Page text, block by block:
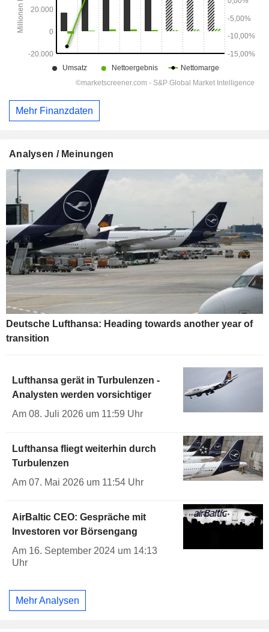
Mehr Finanzdaten
Analysen / Meinungen
Deutsche Lufthansa: Heading towards another year of
transition
Lufthansa gerät in Turbulenzen -
Analysten werden vorsichtiger
Am 08. Juli 2026 um 11:59 Uhr
Lufthansa fliegt weiterhin durch
Turbulenzen
Am 07. Mai 2026 um 11:54 Uhr
AirBaltic CEO: Gespräche mit
Investoren vor Börsengang
Am 16. September 2024 um 14:13
Uhr
Mehr Analysen